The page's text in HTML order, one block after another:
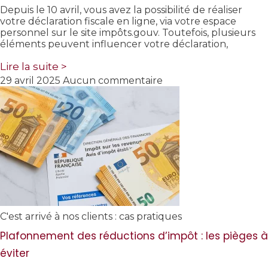
Depuis le 10 avril, vous avez la possibilité de réaliser
votre déclaration fiscale en ligne, via votre espace
personnel sur le site impôts.gouv. Toutefois, plusieurs
éléments peuvent influencer votre déclaration,
Lire la suite >
29 avril 2025 Aucun commentaire
C'est arrivé à nos clients : cas pratiques
Plafonnement des réductions d’impôt : les pièges à
éviter